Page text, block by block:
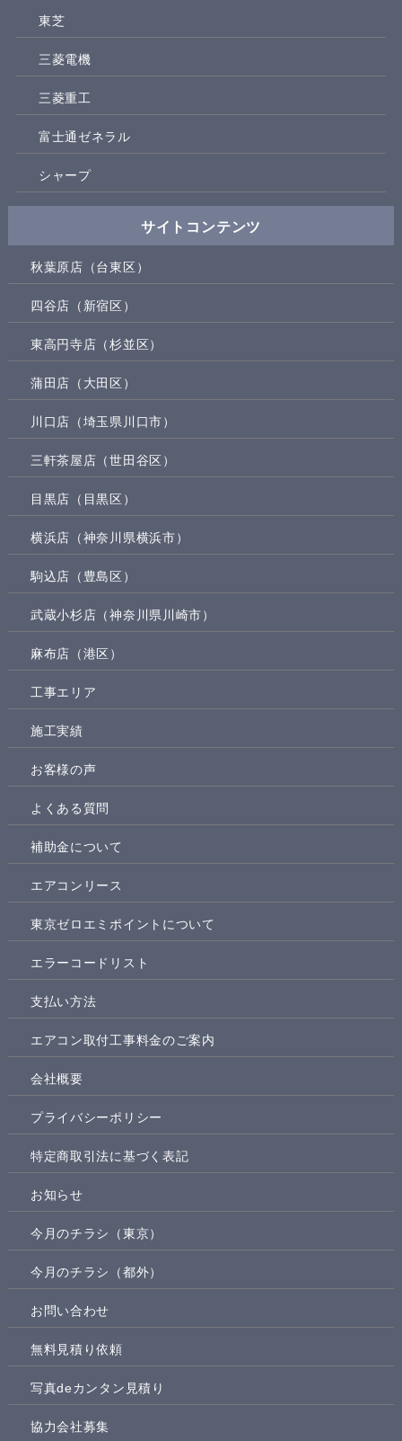
東芝
三菱電機
三菱重工
富士通ゼネラル
シャープ
サイトコンテンツ
秋葉原店（台東区）
四谷店（新宿区）
東高円寺店（杉並区）
蒲田店（大田区）
川口店（埼玉県川口市）
三軒茶屋店（世田谷区）
目黒店（目黒区）
横浜店（神奈川県横浜市）
駒込店（豊島区）
武蔵小杉店（神奈川県川崎市）
麻布店（港区）
工事エリア
施工実績
お客様の声
よくある質問
補助金について
エアコンリース
東京ゼロエミポイントについて
エラーコードリスト
支払い方法
エアコン取付工事料金のご案内
会社概要
プライバシーポリシー
特定商取引法に基づく表記
お知らせ
今月のチラシ（東京）
今月のチラシ（都外）
お問い合わせ
無料見積り依頼
写真deカンタン見積り
協力会社募集